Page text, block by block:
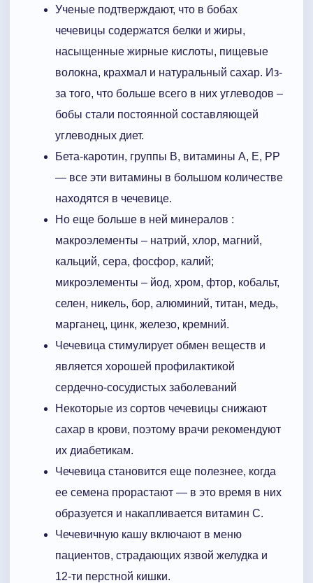
Ученые подтверждают, что в бобах
чечевицы содержатся белки и жиры,
насыщенные жирные кислоты, пищевые
волокна, крахмал и натуральный сахар. Из-
за того, что больше всего в них углеводов –
бобы стали постоянной составляющей
углеводных диет.
Бета-каротин, группы В, витамины А, Е, РР
— все эти витамины в большом количестве
находятся в чечевице.
Но еще больше в ней минералов :
макроэлементы – натрий, хлор, магний,
кальций, сера, фосфор, калий;
микроэлементы – йод, хром, фтор, кобальт,
селен, никель, бор, алюминий, титан, медь,
марганец, цинк, железо, кремний.
Чечевица стимулирует обмен веществ и
является хорошей профилактикой
сердечно-сосудистых заболеваний
Некоторые из сортов чечевицы снижают
сахар в крови, поэтому врачи рекомендуют
их диабетикам.
Чечевица становится еще полезнее, когда
ее семена прорастают — в это время в них
образуется и накапливается витамин С.
Чечевичную кашу включают в меню
пациентов, страдающих язвой желудка и
12-ти перстной кишки.